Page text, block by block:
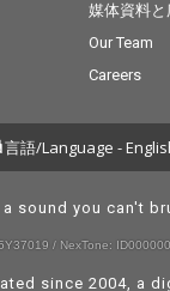
媒体資料
Our Team
Careers
言語/Language -
a sound you can't
/ NexTone:
since 2004, a